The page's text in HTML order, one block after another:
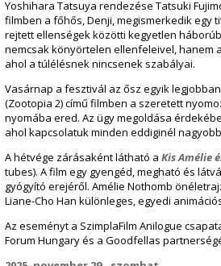
Yoshihara Tatsuya rendezése Tatsuki
filmben a főhős, Denji, megismerkedik egy
rejtett ellenségek közötti kegyetlen
nemcsak könyörtelen ellenfeleivel, hanem
ahol a túlélésnek nincsenek szabályai.
Vasárnap a fesztivál az ősz egyik
(Zootopia 2) című filmben a szeretett
nyomába ered. Az ügy megoldása
ahol kapcsolatuk minden eddiginél
A hétvége zárásaként látható a Kis Amélie
tubes). A film egy gyengéd, megható és
gyógyító erejéről. Amélie Nothomb
Liane-Cho Han különleges, egyedi
Az eseményt a SzimplaFilm Anilogue
Forum Hungaryés a Goodfellas